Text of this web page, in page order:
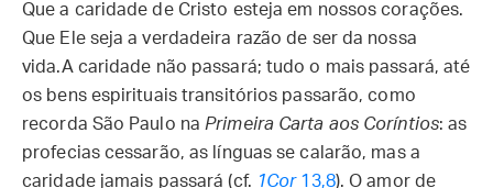
Que a caridade de Cristo esteja em nossos corações.
Que Ele seja a verdadeira razão de ser da nossa
vida.A caridade não passará; tudo o mais passará, até
os bens espirituais transitórios passarão, como
recorda São Paulo na Primeira Carta aos Coríntios: as
profecias cessarão, as línguas se calarão, mas a
caridade jamais passará (cf. 1Cor13,8). O amor de